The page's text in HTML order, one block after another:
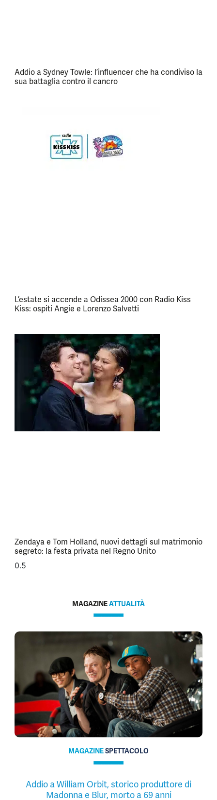
Addio a Sydney Towle: l’influencer che ha condiviso la
sua battaglia contro il cancro
L’estate si accende a Odissea 2000 con Radio Kiss
Kiss: ospiti Angie e Lorenzo Salvetti
Zendaya e Tom Holland, nuovi dettagli sul matrimonio
segreto: la festa privata nel Regno Unito
MAGAZINEATTUALITÀ
MAGAZINESPETTACOLO
Addio a William Orbit, storico produttore di
Madonna e Blur, morto a 69 anni